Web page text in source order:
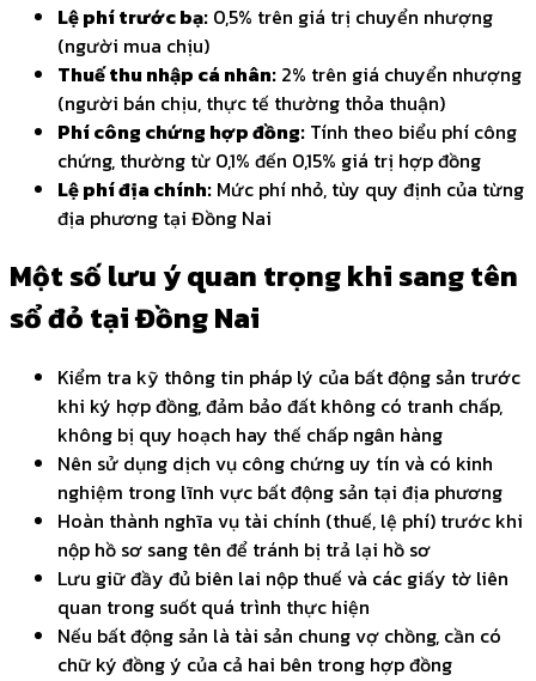
Lệ phí trước bạ: 0,5% trên giá trị chuyển nhượng
(người mua chịu)
Thuế thu nhập cá nhân: 2% trên giá chuyển nhượng
(người bán chịu, thực tế thường thỏa thuận)
Phí công chứng hợp đồng: Tính theo biểu phí công
chứng, thường từ 0,1% đến 0,15% giá trị hợp đồng
Lệ phí địa chính: Mức phí nhỏ, tùy quy định của từng
địa phương tại Đồng Nai
Một số lưu ý quan trọng khi sang tên
sổ đỏ tại Đồng Nai
Kiểm tra kỹ thông tin pháp lý của bất động sản trước
khi ký hợp đồng, đảm bảo đất không có tranh chấp,
không bị quy hoạch hay thế chấp ngân hàng
Nên sử dụng dịch vụ công chứng uy tín và có kinh
nghiệm trong lĩnh vực bất động sản tại địa phương
Hoàn thành nghĩa vụ tài chính (thuế, lệ phí) trước khi
nộp hồ sơ sang tên để tránh bị trả lại hồ sơ
Lưu giữ đầy đủ biên lai nộp thuế và các giấy tờ liên
quan trong suốt quá trình thực hiện
Nếu bất động sản là tài sản chung vợ chồng, cần có
chữ ký đồng ý của cả hai bên trong hợp đồng